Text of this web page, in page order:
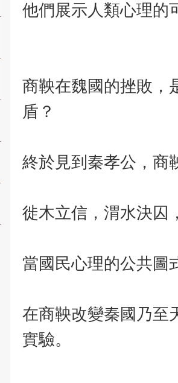
他們展示人類心理的
商鞅在魏國的挫敗，
盾？
終於見到秦孝公，商
徙木立信，渭水決囚
當國民心理的公共圖
在商鞅改變秦國乃至
實驗。